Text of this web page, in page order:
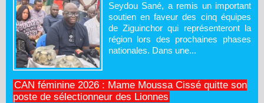
Seydou Sané, a remis un important
soutien en faveur des cinq équipes
de Ziguinchor qui représenteront la
région lors des prochaines phases
nationales. Dans une...
CAN féminine 2026 : Mame Moussa Cissé quitte son
poste de sélectionneur des Lionnes